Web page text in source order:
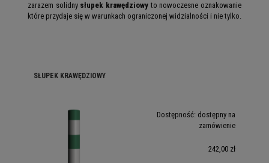
zarazem solidny słupek krawędziowy to nowoczesne oznakowanie
które przydaje się w warunkach ograniczonej widzialności i nie tylko.
SŁUPEK KRAWĘDZIOWY
Dostępność: dostępny na
zamówienie
242,00 zł